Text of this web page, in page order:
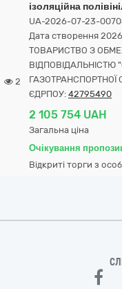
2
ізоляційна
UA-2026-07-23-
Дата створення
ТОВАРИСТВО З
ВІДПОВІДАЛЬНІСТЮ
ГАЗОТРАНСПОРТНОЇ
ЄДРПОУ: 42795490
2 105 754 UAH
Загальна ціна
Очікування
Відкриті торги з